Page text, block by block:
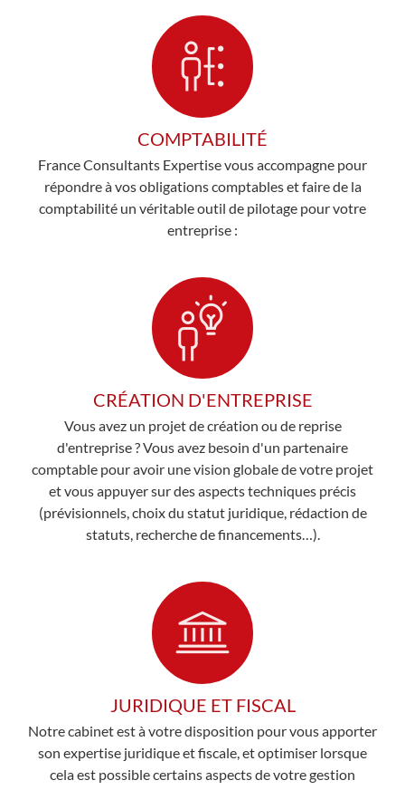
COMPTABILITÉ
France Consultants Expertise vous accompagne pour
répondre à vos obligations comptables et faire de la
comptabilité un véritable outil de pilotage pour votre
entreprise :
CRÉATION D'ENTREPRISE
Vous avez un projet de création ou de reprise
d'entreprise ? Vous avez besoin d'un partenaire
comptable pour avoir une vision globale de votre projet
et vous appuyer sur des aspects techniques précis
(prévisionnels, choix du statut juridique, rédaction de
statuts, recherche de financements…).
JURIDIQUE ET FISCAL
Notre cabinet est à votre disposition pour vous apporter
son expertise juridique et fiscale, et optimiser lorsque
cela est possible certains aspects de votre gestion